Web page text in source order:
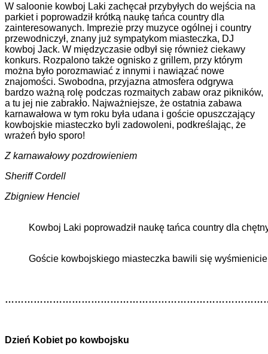
W saloonie kowboj Laki zachęcał przybyłych do wejścia na
parkiet i poprowadził krótką naukę tańca country dla
zainteresowanych. Imprezie przy muzyce ogólnej i country
przewodniczył, znany już sympatykom miasteczka, DJ
kowboj Jack. W międzyczasie odbył się również ciekawy
konkurs. Rozpalono także ognisko z grillem, przy którym
można było porozmawiać z innymi i nawiązać nowe
znajomości. Swobodna, przyjazna atmosfera odgrywa
bardzo ważną rolę podczas rozmaitych zabaw oraz pikników,
a tu jej nie zabrakło. Najważniejsze, że ostatnia zabawa
karnawałowa w tym roku była udana i goście opuszczający
kowbojskie miasteczko byli zadowoleni, podkreślając, że
wrażeń było sporo!
Z karnawałowy pozdrowieniem
Sheriff Cordell
Zbigniew Henciel
Kowboj Laki poprowadził naukę tańca country dla
Goście kowbojskiego miasteczka bawili się
Dzień Kobiet po kowbojsku